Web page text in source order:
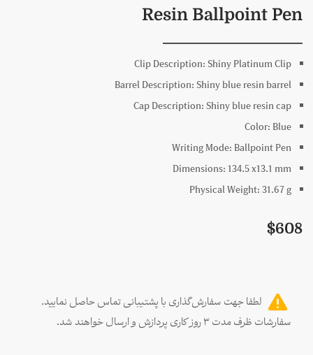
Resin Ballpoint Pen
Clip Description:Shiny Platinum Clip
Barrel Description:Shiny blue resin barrel
Cap Description:Shiny blue resin cap
Color: Blue
Writing Mode: Ballpoint Pen
Dimensions:134.5 x13.1 mm
Physical Weight:31.67g
$608
لطفا جهت سفارش‌گذاری با پشتیبانی تماس حاصل نمایید.
سفارشات ظرف مدت ۳ روز کاری پردازش و ارسال خواهند شد.